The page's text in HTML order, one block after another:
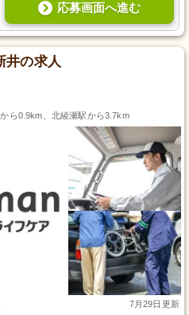
応募画面へ進む
井の求人
ら0.9km、北綾瀬駅から3.7km
7月29日更新